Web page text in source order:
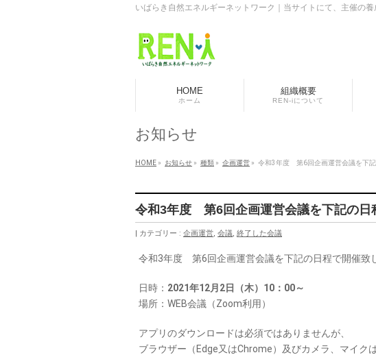
いばらき自然エネルギーネットワーク｜当サイトにて、主催の
HOME
ホーム
組織概要
REN-iについて
お知らせ
HOME » お知らせ » 種類 » 企画運営 » 令和3年度 第6回企画運営会議を下記
令和3年度 第6回企画運営会議を下記の日
カテゴリー : 企画運営, 会議, 終了した会議
令和3年度 第6回企画運営会議を下記の日程で開催致
日時： 2021年12月2日（木）10：00～
場所：WEB会議（Zoom利用）
アプリのダウンロードは必須ではありませんが、
ブラウザー（Edge又はChrome）及びカメラ、マイク